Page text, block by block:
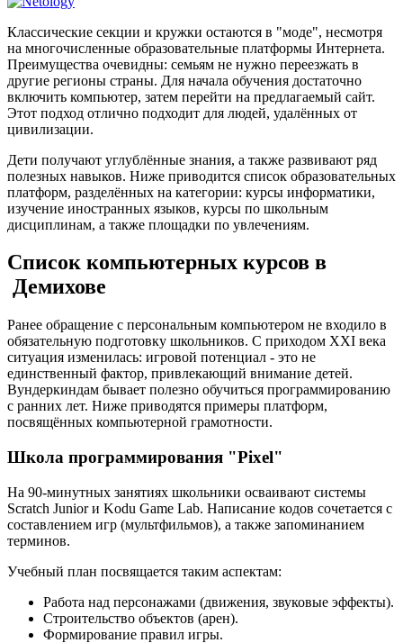
Классические секции и кружки остаются в "моде", несмотря
на многочисленные образовательные платформы Интернета.
Преимущества очевидны: семьям не нужно переезжать в
другие регионы страны. Для начала обучения достаточно
включить компьютер, затем перейти на предлагаемый сайт.
Этот подход отлично подходит для людей, удалённых от
цивилизации.
Дети получают углублённые знания, а также развивают ряд
полезных навыков. Ниже приводится список образовательных
платформ, разделённых на категории: курсы информатики,
изучение иностранных языков, курсы по школьным
дисциплинам, а также площадки по увлечениям.
Список компьютерных курсов в
Демихове
Ранее обращение с персональным компьютером не входило в
обязательную подготовку школьников. С приходом XXI века
ситуация изменилась: игровой потенциал - это не
единственный фактор, привлекающий внимание детей.
Вундеркиндам бывает полезно обучиться программированию
с ранних лет. Ниже приводятся примеры платформ,
посвящённых компьютерной грамотности.
Школа программирования "Pixel"
На 90-минутных занятиях школьники осваивают системы
Scratch Junior и Kodu Game Lab. Написание кодов сочетается с
составлением игр (мультфильмов), а также запоминанием
терминов.
Учебный план посвящается таким аспектам:
Работа над персонажами (движения, звуковые эффекты).
Строительство объектов (арен).
Формирование правил игры.